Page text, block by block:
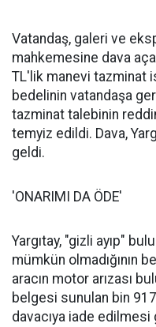
Vatandaş, galeri ve
mahkemesine dava
TL'lik manevi tazminat
bedelinin vatandaşa
tazminat talebinin
temyiz edildi. Dava,
geldi.
'ONARIMI DA ÖDE'
Yargıtay, "gizli ayıp"
mümkün olmadığının
aracın motor arızası
belgesi sunulan bin
davacıya iade